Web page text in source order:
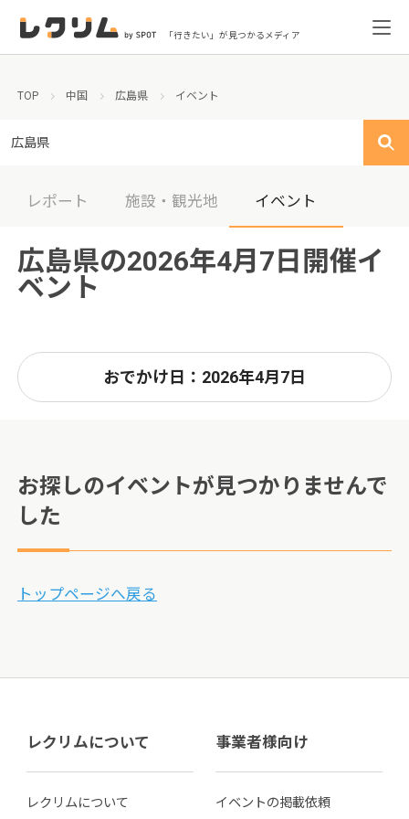
「行きたい」が見つかるメディア
TOP 中国 広島県 イベント
広島県
レポート 施設・観光地 イベント
広島県の2026年4月7日開催イ
ベント
おでかけ日：2026年4月7日
お探しのイベントが見つかりませんで
した
トップページへ戻る
レクリムについて
レクリムについて
事業者様向け
イベントの掲載依頼